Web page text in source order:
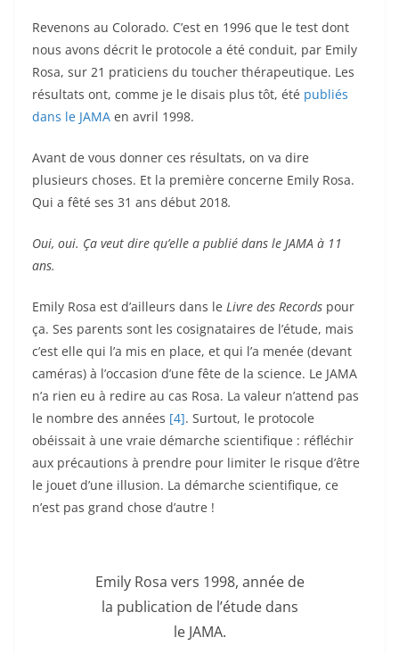
Revenons au Colorado. C’est en 1996 que le test dont
nous avons décrit le protocole a été conduit, par Emily
Rosa, sur 21 praticiens du toucher thérapeutique. Les
résultats ont, comme je le disais plus tôt, été publiés
dans le JAMA en avril 1998.
Avant de vous donner ces résultats, on va dire
plusieurs choses. Et la première concerne Emily Rosa.
Qui a fêté ses 31 ans début 2018.
Oui, oui. Ça veut dire qu’elle a publié dans le JAMA à 11
ans.
Emily Rosa est d’ailleurs dans le Livre des Records pour
ça. Ses parents sont les cosignataires de l’étude, mais
c’est elle qui l’a mis en place, et qui l’a menée (devant
caméras) à l’occasion d’une fête de la science. Le JAMA
n’a rien eu à redire au cas Rosa. La valeur n’attend pas
le nombre des années [4]. Surtout, le protocole
obéissait à une vraie démarche scientifique : réfléchir
aux précautions à prendre pour limiter le risque d’être
le jouet d’une illusion. La démarche scientifique, ce
n’est pas grand chose d’autre !
Emily Rosa vers 1998, année de
la publication de l’étude dans
le JAMA.